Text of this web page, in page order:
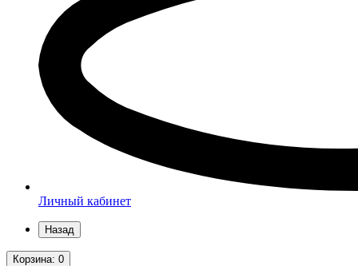
Личный кабинет
Назад
Корзина: 0